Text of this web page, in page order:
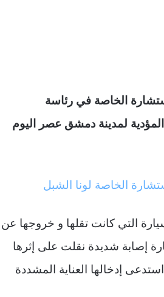
الخاصة في رئاسة
لمدينة دمشق عصر اليوم
الخاصة لونا الشبل
التي كانت تقلها و خروجها عن
إصابة شديدة نقلت على إثرها
إدخالها العناية المشددة